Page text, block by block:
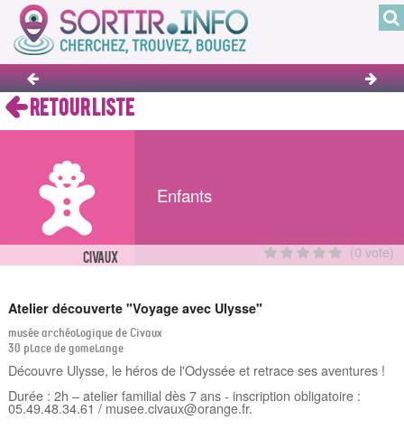
RETOUR LISTE
Enfants
CIVAUX (0 vote)
Atelier découverte "Voyage avec Ulysse"
musée archéologique de Civaux
30 place de gomelange
Découvre Ulysse, le héros de l'Odyssée et retrace ses aventures !
Durée : 2h – atelier familial dès 7 ans - inscription obligatoire :
05.49.48.34.61 / musee.civaux@orange.fr.